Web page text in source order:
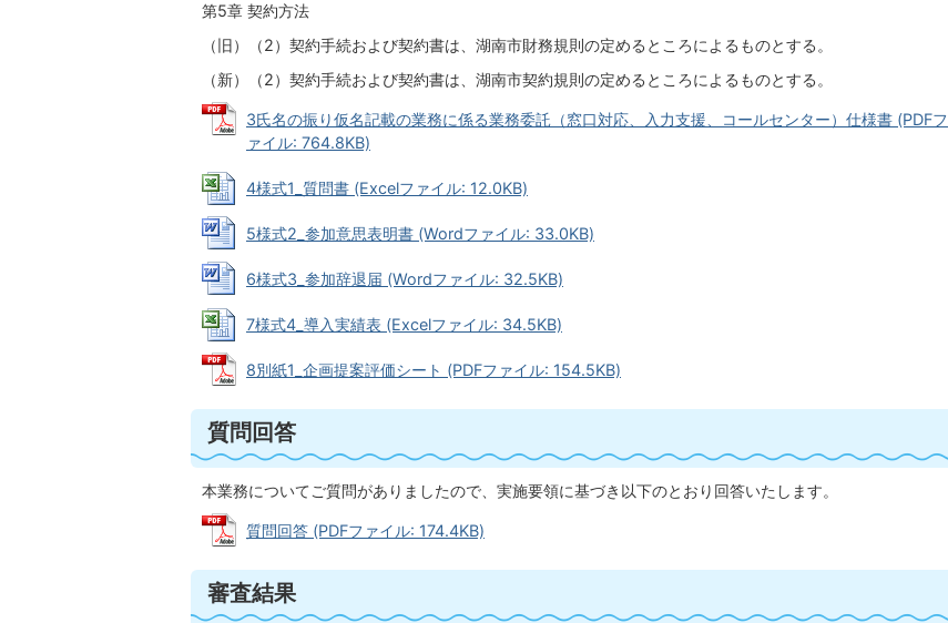
第5章 契約方法
（旧）（2）契約手続および契約書は、湖南市財務規則の定めるところによるものとする。
（新）（2）契約手続および契約書は、湖南市契約規則の定めるところによるものとする。
3氏名の振り仮名記載の業務に係る業務委託（窓口対応、入力支援、コールセンター）仕様書 (PDFフ
ァイル: 764.8KB)
4様式1_質問書 (Excelファイル: 12.0KB)
5様式2_参加意思表明書 (Wordファイル: 33.0KB)
6様式3_参加辞退届 (Wordファイル: 32.5KB)
7様式4_導入実績表 (Excelファイル: 34.5KB)
8別紙1_企画提案評価シート (PDFファイル: 154.5KB)
質問回答
本業務についてご質問がありましたので、実施要領に基づき以下のとおり回答いたします。
質問回答 (PDFファイル: 174.4KB)
審査結果